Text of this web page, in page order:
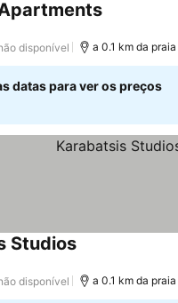
disponível a 0.1 km da praia
datas para ver os preços
Studios
disponível a 0.1 km da praia